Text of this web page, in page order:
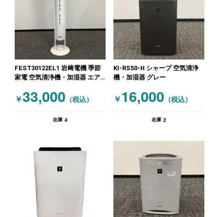
FEST30122EL1 岩﨑電機 季節
家電 空気清浄機・加湿器 エア
￥33,000 （税込）
在庫 4
KI-RS50-H シャープ 空気清浄
機・加湿器 グレー
￥ 16,000 （税込）
在庫 2